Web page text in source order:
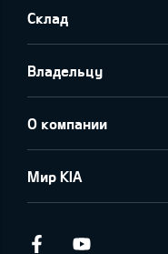
Склад
Владельцу
О компании
Мир KIA
Facebook